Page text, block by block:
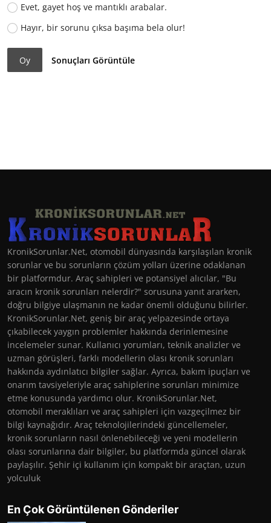
Evet, gayet hoş ve mantıklı arabalar.
Hayır, bir sorunu çıksa başıma bela olur!
Oy Sonuçları Görüntüle
KronikSorunlar.Net, otomobil dünyasında karşılaşılan kronik
sorunlar ve bu sorunların çözüm yolları üzerine odaklanan
bir platformdur. Araç sahipleri ve potansiyel alıcılar, "Bu
aracın kronik sorunları nelerdir?" sorusuna yanıt ararken,
doğru bilgiye ulaşmanın ne kadar önemli olduğunu bilirler.
KronikSorunlar.Net, geniş bir araç yelpazesinde ortaya
çıkabilecek yaygın problemler hakkında derinlemesine
incelemeler sunar. Kullanıcı yorumları, teknik analizler ve
uzman görüşleri, farklı modellerin olası kronik sorunları
hakkında aydınlatıcı bilgiler sağlar. Ayrıca, bakım ipuçları ve
onarım tavsiyeleriyle araç sahiplerine sorunları minimize
etme konusunda yardımcı olur. KronikSorunlar.Net,
otomobil meraklıları ve araç sahipleri için vazgeçilmez bir
bilgi kaynağıdır. Araç teknolojilerindeki güncellemeler,
kronik sorunların nasıl önlenebileceği ve yeni modellerin
olası sorunlarına dair bilgiler, bu platformda güncel olarak
paylaşılır. Şehir içi kullanım için kompakt bir araçtan, uzun
yolculuk
En Çok Görüntülenen Gönderiler